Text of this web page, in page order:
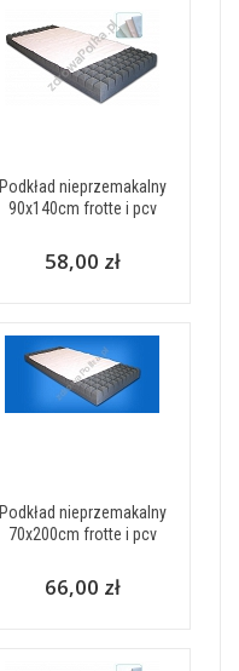
Podkład nieprzemakalny
90x140cm frotte i pcv
58,00 zł
Podkład nieprzemakalny
70x200cm frotte i pcv
66,00 zł